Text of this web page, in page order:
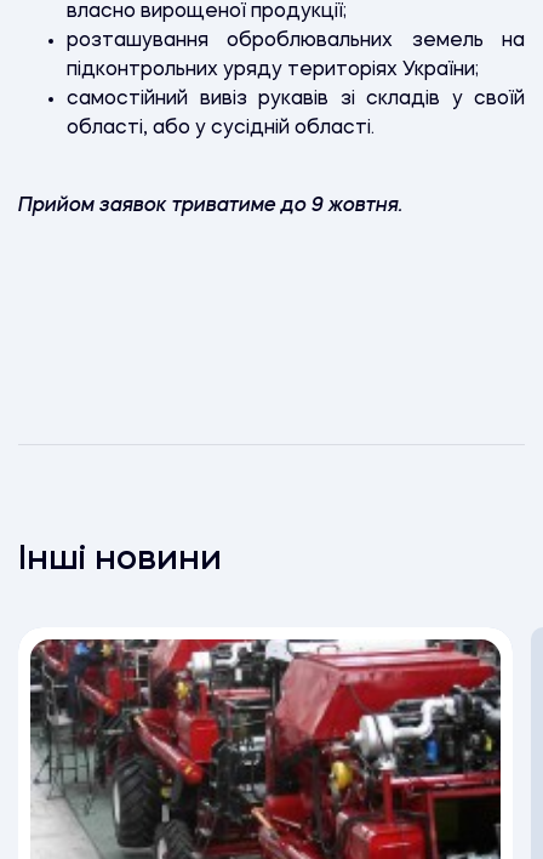
власно вирощеної продукції;
розташування оброблювальних земель на
підконтрольних уряду територіях України;
самостійний вивіз рукавів зі складів у своїй
області, або у сусідній області.
Прийом заявок триватиме до 9 жовтня.
Інші новини